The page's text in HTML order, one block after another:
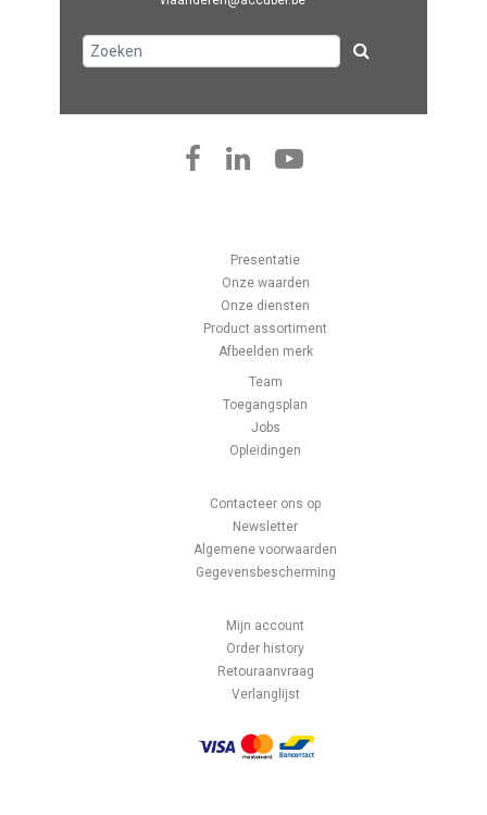
Presentatie
Onze waarden
Onze diensten
Product assortiment
Afbeelden merk
Team
Toegangsplan
Jobs
Opleidingen
Contacteer ons op
Newsletter
Algemene voorwaarden
Gegevensbescherming
Mijn account
Order history
Retouraanvraag
Verlanglijst